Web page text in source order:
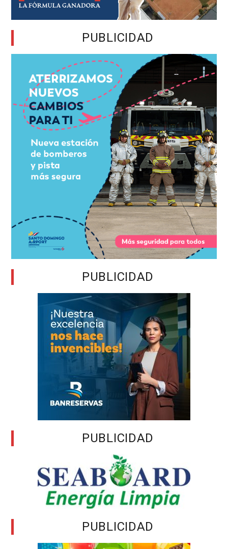
PUBLICIDAD
PUBLICIDAD
PUBLICIDAD
PUBLICIDAD